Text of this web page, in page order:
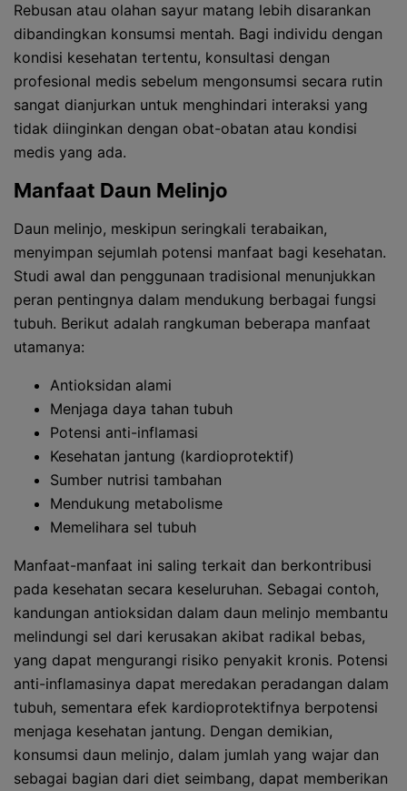
Rebusan atau olahan sayur matang lebih disarankan
dibandingkan konsumsi mentah. Bagi individu dengan
kondisi kesehatan tertentu, konsultasi dengan
profesional medis sebelum mengonsumsi secara rutin
sangat dianjurkan untuk menghindari interaksi yang
tidak diinginkan dengan obat-obatan atau kondisi
medis yang ada.
Manfaat Daun Melinjo
Daun melinjo, meskipun seringkali terabaikan,
menyimpan sejumlah potensi manfaat bagi kesehatan.
Studi awal dan penggunaan tradisional menunjukkan
peran pentingnya dalam mendukung berbagai fungsi
tubuh. Berikut adalah rangkuman beberapa manfaat
utamanya:
Antioksidan alami
Menjaga daya tahan tubuh
Potensi anti-inflamasi
Kesehatan jantung (kardioprotektif)
Sumber nutrisi tambahan
Mendukung metabolisme
Memelihara sel tubuh
Manfaat-manfaat ini saling terkait dan berkontribusi
pada kesehatan secara keseluruhan. Sebagai contoh,
kandungan antioksidan dalam daun melinjo membantu
melindungi sel dari kerusakan akibat radikal bebas,
yang dapat mengurangi risiko penyakit kronis. Potensi
anti-inflamasinya dapat meredakan peradangan dalam
tubuh, sementara efek kardioprotektifnya berpotensi
menjaga kesehatan jantung. Dengan demikian,
konsumsi daun melinjo, dalam jumlah yang wajar dan
sebagai bagian dari diet seimbang, dapat memberikan